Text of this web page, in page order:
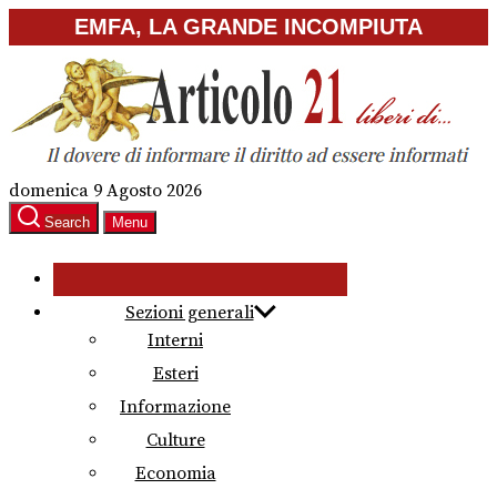
to
content
EMFA, LA GRANDE INCOMPIUTA
domenica 9 Agosto 2026
Search Menu
Sezioni generali
Interni
Esteri
Informazione
Culture
Economia